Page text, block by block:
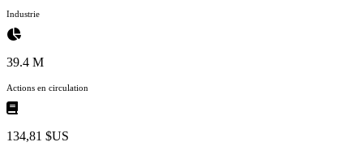
Industrie
39.4 M
Actions en circulation
134,81 $US